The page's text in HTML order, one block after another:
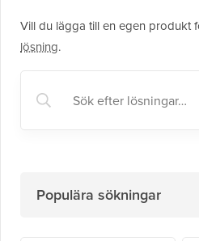
Vill du lägga till en egen produkt
lösning.
Populära sökningar